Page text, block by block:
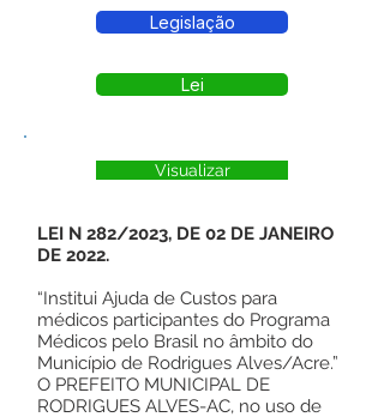
Legislação
Lei
Visualizar
LEI N 282/2023, DE 02 DE JANEIRO
DE 2022.
“Institui Ajuda de Custos para
médicos participantes do Programa
Médicos pelo Brasil no âmbito do
Município de Rodrigues Alves/Acre.”
O PREFEITO MUNICIPAL DE
RODRIGUES ALVES-AC, no uso de